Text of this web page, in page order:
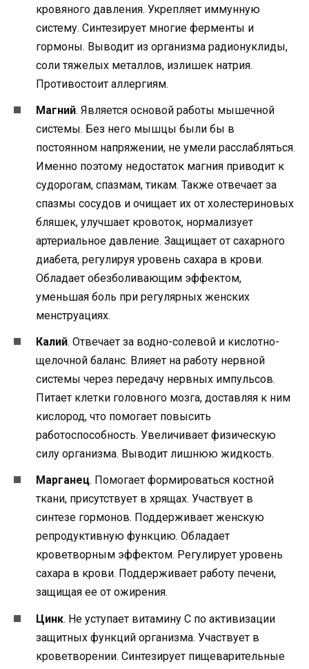
кровяного давления. Укрепляет иммунную
систему. Синтезирует многие ферменты и
гормоны. Выводит из организма радионуклиды,
соли тяжелых металлов, излишек натрия.
Противостоит аллергиям.
Магний. Является основой работы мышечной
системы. Без него мышцы были бы в
постоянном напряжении, не умели расслабляться.
Именно поэтому недостаток магния приводит к
судорогам, спазмам, тикам. Также отвечает за
спазмы сосудов и очищает их от холестериновых
бляшек, улучшает кровоток, нормализует
артериальное давление. Защищает от сахарного
диабета, регулируя уровень сахара в крови.
Обладает обезболивающим эффектом,
уменьшая боль при регулярных женских
менструациях.
Калий. Отвечает за водно-солевой и кислотно-
щелочной баланс. Влияет на работу нервной
системы через передачу нервных импульсов.
Питает клетки головного мозга, доставляя к ним
кислород, что помогает повысить
работоспособность. Увеличивает физическую
силу организма. Выводит лишнюю жидкость.
Марганец. Помогает формироваться костной
ткани, присутствует в хрящах. Участвует в
синтезе гормонов. Поддерживает женскую
репродуктивную функцию. Обладает
кроветворным эффектом. Регулирует уровень
сахара в крови. Поддерживает работу печени,
защищая ее от ожирения.
Цинк. Не уступает витамину C по активизации
защитных функций организма. Участвует в
кроветворении. Синтезирует пищеварительные